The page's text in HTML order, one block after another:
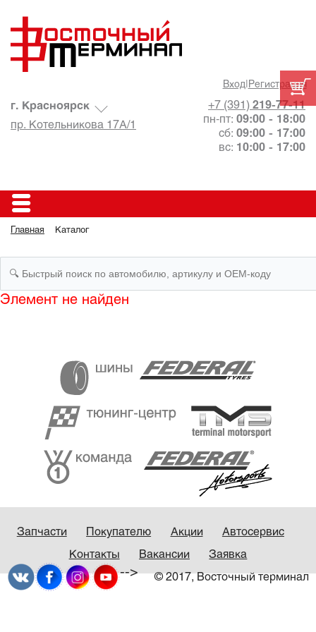
Вход| Регистрация
+7 (391) 219-77-11
пн-пт: 09:00 - 18:00
сб: 09:00 - 17:00
вс: 10:00 - 17:00
г. Красноярск
пр. Котельникова 17А/1
Главная Каталог
Элемент не найден
Запчасти Покупателю Акции Автосервис
Контакты Вакансии Заявка
© 2017, Восточный терминал
-->